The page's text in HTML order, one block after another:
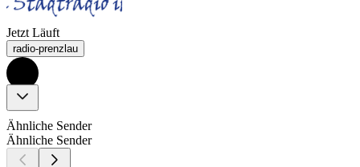
Jetzt Läuft
radio-prenzlau
Ähnliche Sender
Ähnliche Sender